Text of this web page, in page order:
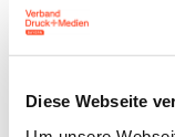
Diese Webseite